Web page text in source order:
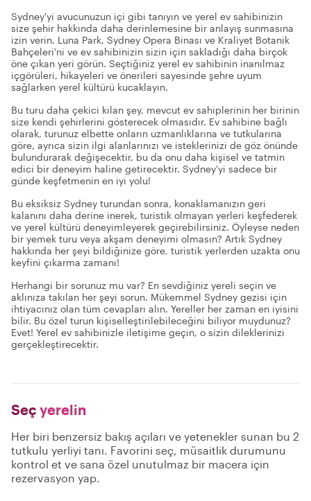
Sydney'yi avucunuzun içi gibi tanıyın ve yerel ev sahibinizin
size şehir hakkında daha derinlemesine bir anlayış sunmasına
izin verin. Luna Park, Sydney Opera Binası ve Kraliyet Botanik
Bahçeleri'ni ve ev sahibinizin sizin için sakladığı daha birçok
öne çıkan yeri görün. Seçtiğiniz yerel ev sahibinin inanılmaz
içgörüleri, hikayeleri ve önerileri sayesinde şehre uyum
sağlarken yerel kültürü kucaklayın.
Bu turu daha çekici kılan şey, mevcut ev sahiplerinin her birinin
size kendi şehirlerini gösterecek olmasıdır. Ev sahibine bağlı
olarak, turunuz elbette onların uzmanlıklarına ve tutkularına
göre, ayrıca sizin ilgi alanlarınızı ve isteklerinizi de göz önünde
bulundurarak değişecektir, bu da onu daha kişisel ve tatmin
edici bir deneyim haline getirecektir. Sydney'yi sadece bir
günde keşfetmenin en iyi yolu!
Bu eksiksiz Sydney turundan sonra, konaklamanızın geri
kalanını daha derine inerek, turistik olmayan yerleri keşfederek
ve yerel kültürü deneyimleyerek geçirebilirsiniz. Öyleyse neden
bir yemek turu veya akşam deneyimi olmasın? Artık Sydney
hakkında her şeyi bildiğinize göre, turistik yerlerden uzakta onu
keyfini çıkarma zamanı!
Herhangi bir sorunuz mu var? En sevdiğiniz yereli seçin ve
aklınıza takılan her şeyi sorun. Mükemmel Sydney gezisi için
ihtiyacınız olan tüm cevapları alın. Yereller her zaman en iyisini
bilir. Bu özel turun kişiselleştirilebileceğini biliyor muydunuz?
Evet! Yerel ev sahibinizle iletişime geçin, o sizin dileklerinizi
gerçekleştirecektir.
Seç yerelin
Her biri benzersiz bakış açıları ve yetenekler sunan bu 2
tutkulu yerliyi tanı. Favorini seç, müsaitlik durumunu
kontrol et ve sana özel unutulmaz bir macera için
rezervasyon yap.